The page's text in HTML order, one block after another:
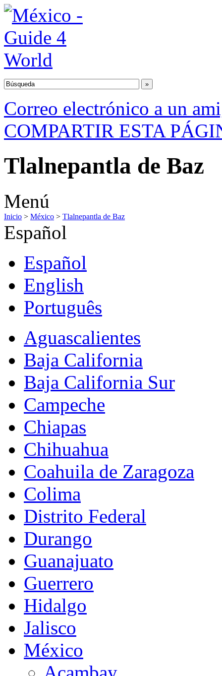
Correo electrónico a un
COMPARTIR ESTA
Tlalnepantla de Baz
Menú
Inicio > México > Tlalnepantla de Baz
Español
Español
English
Português
Aguascalientes
Baja California
Baja California Sur
Campeche
Chiapas
Chihuahua
Coahuila de Zaragoza
Colima
Distrito Federal
Durango
Guanajuato
Guerrero
Hidalgo
Jalisco
México